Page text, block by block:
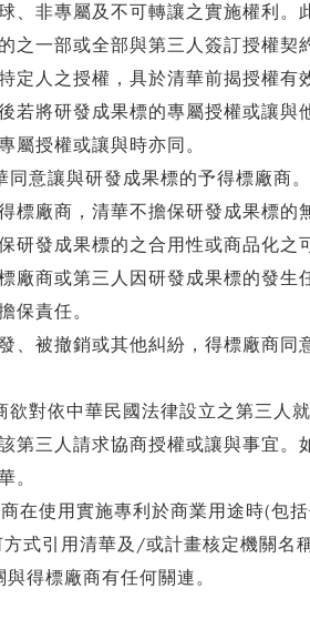
、非專屬及不可轉讓之實施權利。
之一部或全部與第三人簽訂授權契
定人之授權，具於清華前揭授權有
若將研發成果標的專屬授權或讓與
屬授權或讓與時亦同。
意讓與研發成果標的予得標廠商
標廠商，清華不擔保研發成果標的
研發成果標的之合用性或商品化之
廠商或第三人因研發成果標的發生
保責任。
、被撤銷或其他糾紛，得標廠商同
對依中華民國法律設立之第三人
第三人請求協商授權或讓與事宜。
。
使用實施專利於商業用途時(包括
式引用清華及/或計畫核定機關名
得標廠商有任何關連。